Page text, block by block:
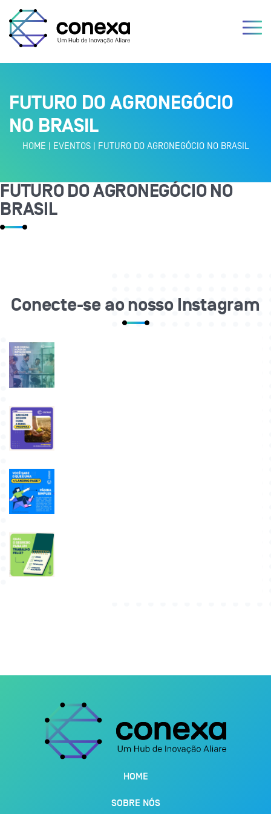
FUTURO DO AGRONEGÓCIO
NO BRASIL
HOME | EVENTOS| FUTURO DO AGRONEGÓCIO NO BRASIL
FUTURO DO AGRONEGÓCIO NO
BRASIL
Conecte-se ao nosso Instagram
HOME
SOBRE NÓS